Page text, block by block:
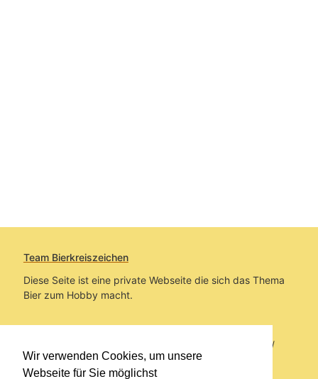
Wir verwenden Cookies, um unsere
Webseite für Sie möglichst
Team Bierkreiszeichen
Diese Seite ist eine private Webseite die sich das Thema
Bier zum Hobby macht.
Sie befinden sich auf https://www.bierkreiszeichen.at/
im Pfad:Bierkreiszeichen/Gesammelte Biere